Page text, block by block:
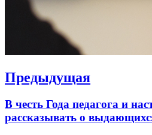
Навигация
записям
Предыдущая
Previous
В честь Года педагога и
рассказывать о